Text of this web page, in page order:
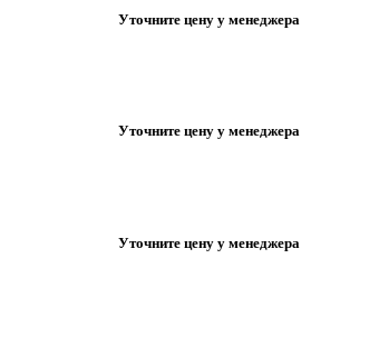
Уточните цену у менеджера
Уточните цену у менеджера
Уточните цену у менеджера